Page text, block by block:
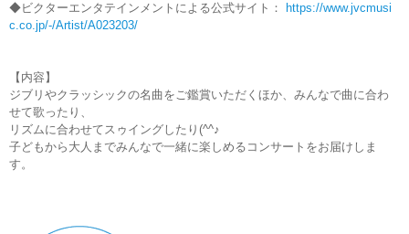
◆ビクターエンタテインメントによる公式サイト：
https://www.jvcmusi
c.co.jp/-/Artist/A023203/
【内容】
ジブリやクラッシックの名曲をご鑑賞いただくほか、みんなで曲に合わ
せて歌ったり、
リズムに合わせてスゥイングしたり(^^♪
子どもから大人までみんなで一緒に楽しめるコンサートをお届けしま
す。